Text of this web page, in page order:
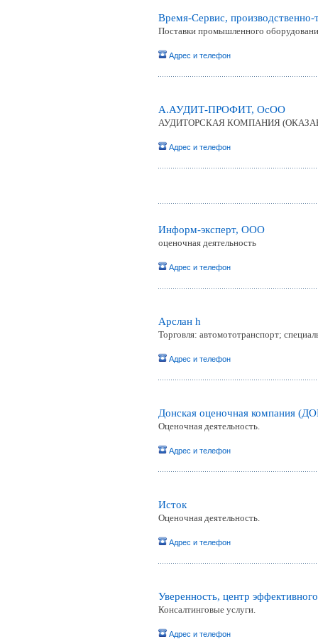
Время-Сервис, производственно-
Поставки промышленного
Адрес и телефон
А.АУДИТ-ПРОФИТ, ОсОО
АУДИТОРСКАЯ КОМПАНИЯ
Адрес и телефон
Информ-эксперт, ООО
оценочная деятельность
Адрес и телефон
Арслан h
Торговля: автомототранспорт;
Адрес и телефон
Донская оценочная компания
Оценочная деятельность.
Адрес и телефон
Исток
Оценочная деятельность.
Адрес и телефон
Уверенность, центр
Консалтинговые услуги.
Адрес и телефон